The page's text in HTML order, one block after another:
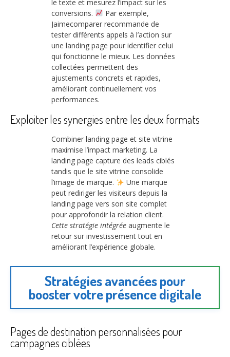
le texte et mesurez l’impact sur les
conversions.
Par exemple,
Jaimecomparer recommande de
tester différents appels à l’action sur
une landing page pour identifier celui
qui fonctionne le mieux. Les données
collectées permettent des
ajustements concrets et rapides,
améliorant continuellement vos
performances.
Exploiter les synergies entre les deux formats
Combiner landing page et site vitrine
maximise l’impact marketing. La
landing page capture des leads ciblés
tandis que le site vitrine consolide
l’image de marque.
Une marque
peut rediriger les visiteurs depuis la
landing page vers son site complet
pour approfondir la relation client.
Cette stratégie intégrée augmente le
retour sur investissement tout en
améliorant l’expérience globale.
Stratégies avancées pour
booster votre présence digitale
Pages de destination personnalisées pour
campagnes ciblées